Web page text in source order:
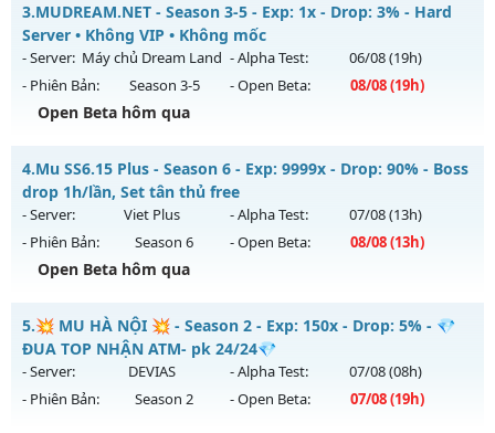
Thể loại: Mu Nguyên bản Webzen
Antihack: AntiShield
Mu mới ra tháng 08 2026 - Mở máy chủ
13h ngày 05/08/2626
Exp: 9999x - Drop: 90%
Kiểu reset: Reset In Game
Antihack: Phoenix Season 6.15
3.MUDREAM.NET - Season 3-5 - Exp: 1x - Drop: 3% - Hard
Server • Không VIP • Không mốc
- Server: Máy chủ Dream Land - Alpha Test: 06/08(19h)
- Phiên Bản:
Season 3-5 - Open Beta: 08/08(19h)
Open Beta hôm qua
MUDREAM.NET - Hard Server • Không VIP • Không mốc
Mu mới ra tháng 08 2026 - Mở máy chủ
Landvào 19h ngày 08/08/2626
Exp: 1x - Drop: 3%
Kiểu reset: Non Reset
Thể loại: Mu Nguyên bản Webzen
Antihack: Chống Hack/ Dupe 100%
4.Mu SS6.15 Plus - Season 6 - Exp: 9999x - Drop: 90% - Boss
drop 1h/lần, Set tân thủ free
- Server: Viet Plus - Alpha Test: 07/08(13h)
- Phiên Bản:
Season 6 - Open Beta: 08/08(13h)
Open Beta hôm qua
Mu SS6.15 Plus - Boss drop 1h/lần, Set tân thủ free
Mu mới ra tháng 08 2026 - Mở máy chủ
ngày 08/08/2626
Exp: 9999x - Drop: 90%
5.💥 MU HÀ NỘI 💥 - Season 2 - Exp: 150x - Drop: 5% - 💎
ĐUA TOP NHẬN ATM- pk 24/24💎
- Server: DEVIAS - Alpha Test: 07/08(08h)
- Phiên Bản:
Season 2 - Open Beta: 07/08(19h)